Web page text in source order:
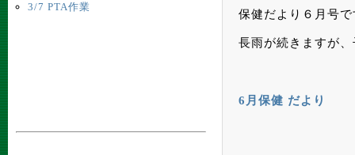
保健だより６月号
長雨が続きますが
6月保健 だより
3/7 PTA作業